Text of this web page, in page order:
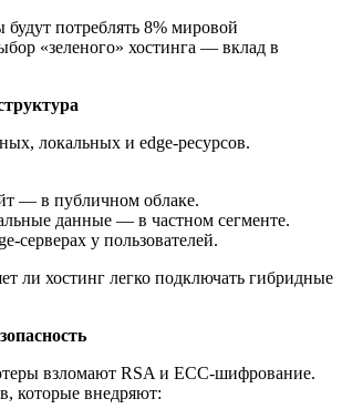
потреблять 8% мировой
«зеленого» хостинга — вклад в
локальных и edge-ресурсов.
— в публичном облаке.
данные — в частном сегменте.
серверах у пользователей.
ли хостинг легко подключать гибридные
взломают RSA и ECC-шифрование.
которые внедряют: